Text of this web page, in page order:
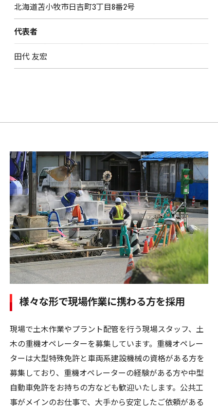
北海道苫小牧市日吉町3丁目8番2号
代表者
田代 友宏
様々な形で現場作業に携わる方を採用
現場で土木作業やプラント配管を行う現場スタッフ、土
木の重機オペレーターを募集しています。重機オペレー
ターは大型特殊免許と車両系建設機械の資格がある方を
募集しており、重機オペレーターの経験がある方や中型
自動車免許をお持ちの方なども歓迎いたします。公共工
事がメインのお仕事で、大手から安定したご依頼がある